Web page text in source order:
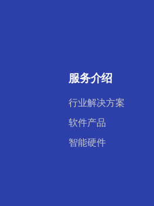
服务介绍
行业解决方案
软件产品
智能硬件